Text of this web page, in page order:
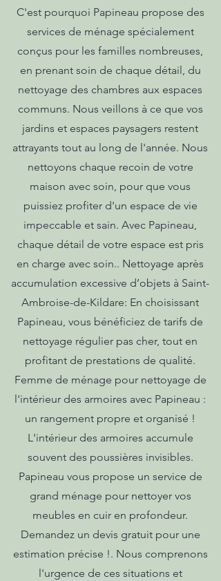
C'est pourquoi Papineau propose des
services de ménage spécialement
conçus pour les familles nombreuses,
en prenant soin de chaque détail, du
nettoyage des chambres aux espaces
communs. Nous veillons à ce que vos
jardins et espaces paysagers restent
attrayants tout au long de l'année. Nous
nettoyons chaque recoin de votre
maison avec soin, pour que vous
puissiez profiter d'un espace de vie
impeccable et sain. Avec Papineau,
chaque détail de votre espace est pris
en charge avec soin.. Nettoyage après
accumulation excessive d’objets à Saint-
Ambroise-de-Kildare: En choisissant
Papineau, vous bénéficiez de tarifs de
nettoyage régulier pas cher, tout en
profitant de prestations de qualité.
Femme de ménage pour nettoyage de
l'intérieur des armoires avec Papineau :
un rangement propre et organisé !
L'intérieur des armoires accumule
souvent des poussières invisibles.
Papineau vous propose un service de
grand ménage pour nettoyer vos
meubles en cuir en profondeur.
Demandez un devis gratuit pour une
estimation précise !. Nous comprenons
l'urgence de ces situations et